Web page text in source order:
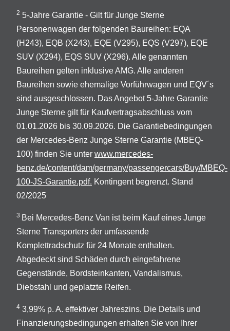
2 5-Jahre Garantie - Gilt für Junge Sterne
Personenwagen der folgenden Baureihen: EQA
(H243), EQB (X243), EQE (V295), EQS (V297), EQE
SUV (X294), EQS SUV (X296). Alle genannten
Baureihen gelten inklusive AMG. Alle anderen
Baureihen sowie ehemalige Vorführwagen und EQV´s
sind ausgeschlossen. Das Angebot 5-Jahre Garantie
Junge Sterne gilt für Kaufvertragsabschluss vom
01.01.2026 bis 30.09.2026. Die Garantiebedingungen
der Mercedes-Benz Junge Sterne Garantie (MBEQ-
100) finden Sie unter www.mercedes-
benz.de/content/dam/germany/passengercars/Buy/MBEQ-
100-JS-Garantie.pdf. Kontingent begrenzt. Stand
02/2025
3 Bei Mercedes-Benz Van ist beim Kauf eines Junge
Sterne Transporters der umfassende
Komplettradschutz für 24 Monate enthalten.
Abgedeckt sind Schäden durch eingefahrene
Gegenstände, Bordsteinkanten, Vandalismus,
Diebstahl und geplatzte Reifen.
4 3,99% p. A. effektiver Jahreszins. Die Details und
Finanzierungsbedingungen erhalten Sie von Ihrer